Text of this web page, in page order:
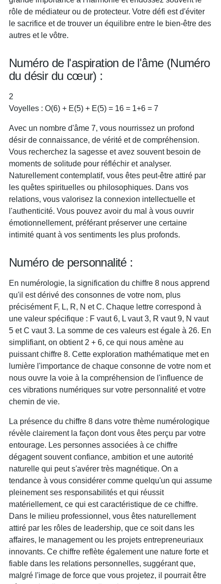
rôle de médiateur ou de protecteur. Votre défi est d'éviter
le sacrifice et de trouver un équilibre entre le bien-être des
autres et le vôtre.
Numéro de l'aspiration de l'âme (Numéro
du désir du cœur) :
2
Voyelles : O(6) + E(5) + E(5) = 16 = 1+6 = 7
Avec un nombre d'âme 7, vous nourrissez un profond
désir de connaissance, de vérité et de compréhension.
Vous recherchez la sagesse et avez souvent besoin de
moments de solitude pour réfléchir et analyser.
Naturellement contemplatif, vous êtes peut-être attiré par
les quêtes spirituelles ou philosophiques. Dans vos
relations, vous valorisez la connexion intellectuelle et
l'authenticité. Vous pouvez avoir du mal à vous ouvrir
émotionnellement, préférant préserver une certaine
intimité quant à vos sentiments les plus profonds.
Numéro de personnalité :
En numérologie, la signification du chiffre 8 nous apprend
qu'il est dérivé des consonnes de votre nom, plus
précisément F, L, R, N et C. Chaque lettre correspond à
une valeur spécifique : F vaut 6, L vaut 3, R vaut 9, N vaut
5 et C vaut 3. La somme de ces valeurs est égale à 26. En
simplifiant, on obtient 2 + 6, ce qui nous amène au
puissant chiffre 8. Cette exploration mathématique met en
lumière l'importance de chaque consonne de votre nom et
nous ouvre la voie à la compréhension de l'influence de
ces vibrations numériques sur votre personnalité et votre
chemin de vie.
La présence du chiffre 8 dans votre thème numérologique
révèle clairement la façon dont vous êtes perçu par votre
entourage. Les personnes associées à ce chiffre
dégagent souvent confiance, ambition et une autorité
naturelle qui peut s'avérer très magnétique. On a
tendance à vous considérer comme quelqu'un qui assume
pleinement ses responsabilités et qui réussit
matériellement, ce qui est caractéristique de ce chiffre.
Dans le milieu professionnel, vous êtes naturellement
attiré par les rôles de leadership, que ce soit dans les
affaires, le management ou les projets entrepreneuriaux
innovants. Ce chiffre reflète également une nature forte et
fiable dans les relations personnelles, suggérant que,
malgré l'image de force que vous projetez, il pourrait être